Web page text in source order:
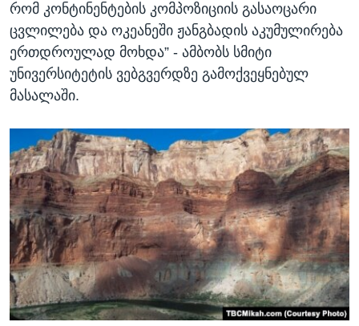
რომ კონტინენტების კომპოზიციის გასაოცარი
ცვლილება და ოკეანეში ჟანგბადის აკუმულირება
ერთდროულად მოხდა” - ამბობს სმიტი
უნივერსიტეტის ვებგვერდზე გამოქვეყნებულ
მასალაში.